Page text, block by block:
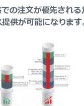
の注文が優先され
供が可能になります